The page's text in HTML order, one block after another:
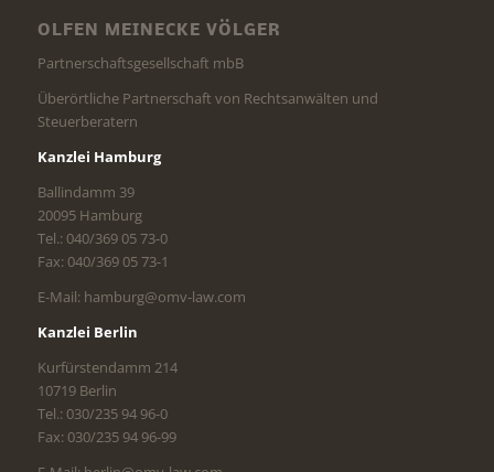
OLFEN MEINECKE VÖLGER
Partnerschaftsgesellschaft mbB
Überörtliche Partnerschaft von Rechtsanwälten und
Steuerberatern
Kanzlei Hamburg
Ballindamm 39
20095 Hamburg
Tel.: 040/369 05 73-0
Fax: 040/369 05 73-1
E-Mail: hamburg@omv-law.com
Kanzlei Berlin
Kurfürstendamm 214
10719 Berlin
Tel.: 030/235 94 96-0
Fax: 030/235 94 96-99